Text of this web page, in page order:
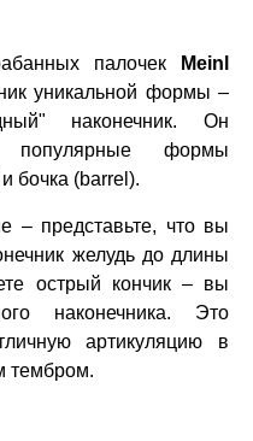
палочек
Meinl
уникальной формы –
наконечник. Он
формы
бочка (barrel).
– представьте, что вы
желудь до длины
острый кончик – вы
наконечника. Это
артикуляцию в
тембром.